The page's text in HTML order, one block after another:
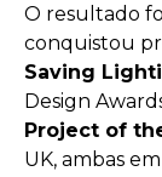
O resultado
conquistou
Saving
Design
Project of
UK, ambas